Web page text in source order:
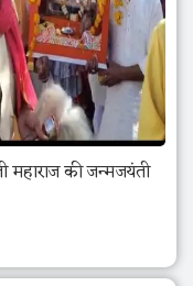
की जन्मजयंती